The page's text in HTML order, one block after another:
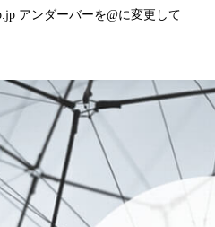
アンダーバーを@に変更して